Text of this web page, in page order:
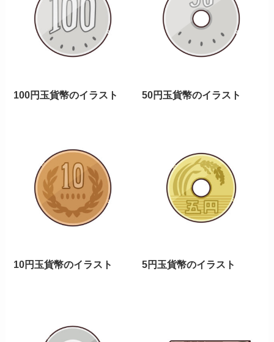
100円玉貨幣のイラスト 50円玉貨幣のイラスト
10円玉貨幣のイラスト 5円玉貨幣のイラスト